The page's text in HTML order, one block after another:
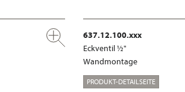
637.12.100.xxx
Eckventil ½"
Wandmontage
PRODUKT-DETAILSEITE